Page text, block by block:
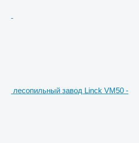
лесопильный завод Linck VM50 -